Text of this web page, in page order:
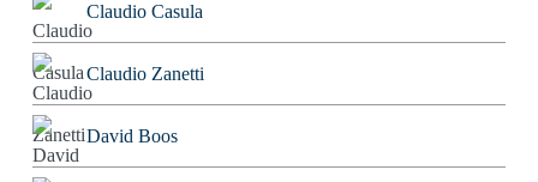
Claudio Casula
Claudio Zanetti
David Boos